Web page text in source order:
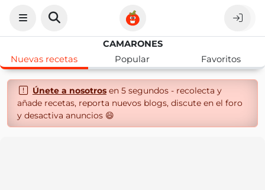
CAMARONES
Nuevas recetas
Popular Favoritos
Únete a nosotrosen 5 segundos - recolecta y
añade recetas, reporta nuevos blogs, discute en el foro
y desactiva anuncios 😄